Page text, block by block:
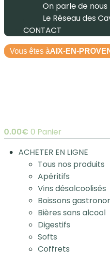
On parle de nous
Le Réseau des
CONTACT
Vous êtes àAIX-EN-
0.00€ 0 Panier
ACHETER EN LIGNE
Tous nos produits
Apéritifs
Vins désalcoolisés
Boissons
Bières sans alcool
Digestifs
Softs
Coffrets